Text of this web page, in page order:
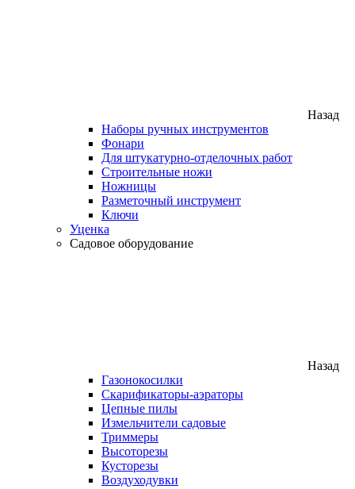
Назад
Наборы ручных инструментов
Фонари
Для штукатурно-отделочных работ
Строительные ножи
Ножницы
Разметочный инструмент
Ключи
Уценка
Садовое оборудование
Назад
Газонокосилки
Скарификаторы-аэраторы
Цепные пилы
Измельчители садовые
Триммеры
Высоторезы
Кусторезы
Воздуходувки